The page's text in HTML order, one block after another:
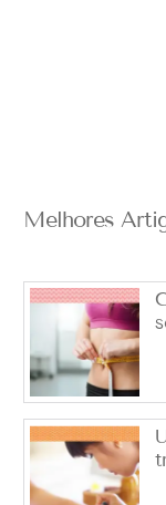
Melhores